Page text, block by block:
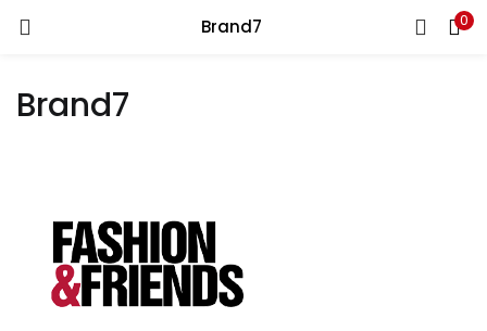
Brand7 0
GIRIŞ YAP
Kullanıcı Adınızı ve Şifrenizi Giriniz
Beni Hatırla
Brand7